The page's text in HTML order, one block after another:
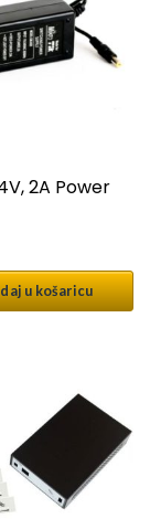
2A Power
u košaricu